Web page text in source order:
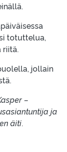
totuttelua,
riitä.
jollain
–
ja
äiti.